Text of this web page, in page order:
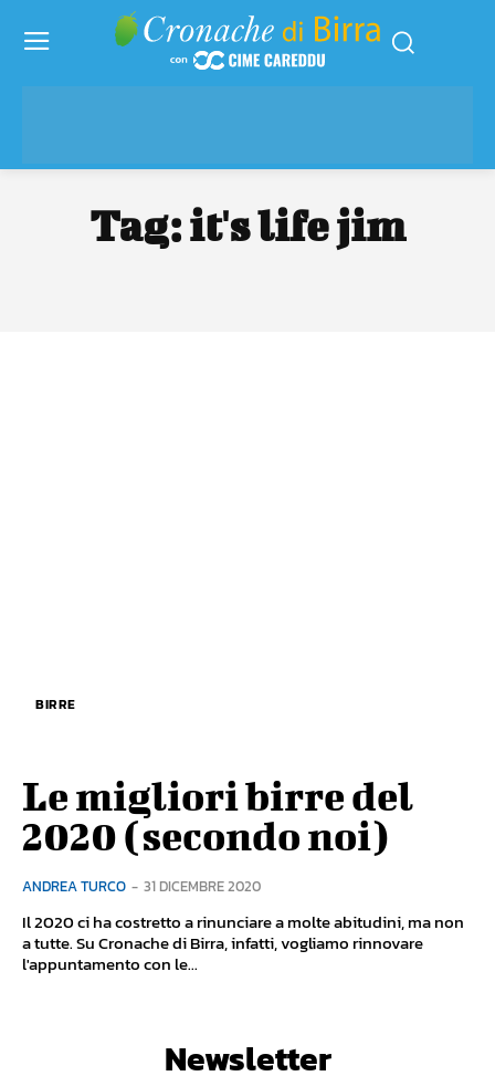
Tag:it's life jim
BIRRE
Le migliori birre del
2020 (secondo noi)
ANDREA TURCO - 31 DICEMBRE 2020
Il 2020 ci ha costretto a rinunciare a molte abitudini, ma non
a tutte. Su Cronache di Birra, infatti, vogliamo rinnovare
l'appuntamento con le...
Newsletter